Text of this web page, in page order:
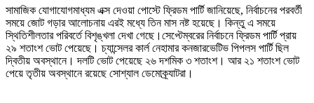
সামাজিক যোগাযোগমাধ্যম এক্স দেওয়া পোস্টে ফ্রিডম পার্টি জানিয়েছে, নির্বাচনের পরবর্তী
সময়ে জোট গড়ার আলোচনায় এরই মধ্যে তিন মাস নষ্ট হয়েছে। কিন্তু এ সময়ে
স্থিতিশীলতার পরিবর্তে বিশৃঙ্খলা দেখা গেছে।সেপ্টেম্বরের নির্বাচনে ফ্রিডম পার্টি প্রায়
২৯ শতাংশ ভোট পেয়েছে। চ্যান্সেলর কার্ল নেহামার কনজারভেটিভ পিপলস পার্টি ছিল
দ্বিতীয় অবস্থানে। দলটি ভোট পেয়েছে ২৬ দশমিক ৩ শতাংশ। আর ২১ শতাংশ ভোট
পেয়ে তৃতীয় অবস্থানে রয়েছে সোশ্যাল ডেমোক্র্যাটরা।